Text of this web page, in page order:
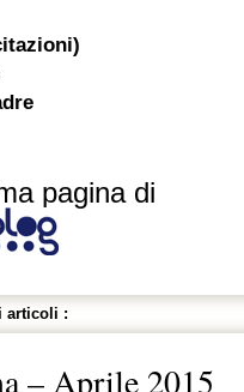
pagina di
articoli :
– Aprile 2015